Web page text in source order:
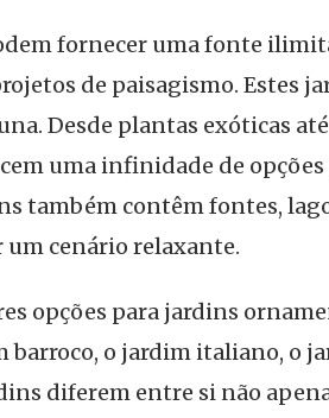
fornecer uma fonte
de paisagismo. Estes
Desde plantas exóticas
uma infinidade de
também contêm fontes,
um cenário relaxante.
opções para jardins
o jardim italiano, o
diferem entre si não